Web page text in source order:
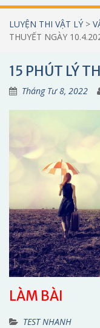
LUYỆN THI VẬT LÝ >
THUYẾT NGÀY
15 PHÚT LÝ
Tháng Tư 8, 2022
LÀM BÀI
TEST NHANH